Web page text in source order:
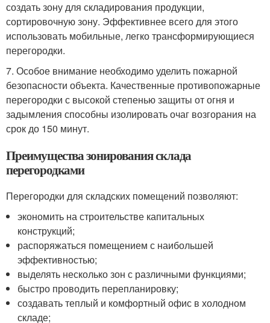
создать зону для складирования продукции,
сортировочную зону. Эффективнее всего для этого
использовать мобильные, легко трансформирующиеся
перегородки.
7. Особое внимание необходимо уделить пожарной
безопасности объекта. Качественные противопожарные
перегородки с высокой степенью защиты от огня и
задымления способны изолировать очаг возгорания на
срок до 150 минут.
Преимущества зонирования склада
перегородками
Перегородки для складских помещений позволяют:
экономить на строительстве капитальных
конструкций;
распоряжаться помещением с наибольшей
эффективностью;
выделять несколько зон с различными функциями;
быстро проводить перепланировку;
создавать теплый и комфортный офис в холодном
складе;